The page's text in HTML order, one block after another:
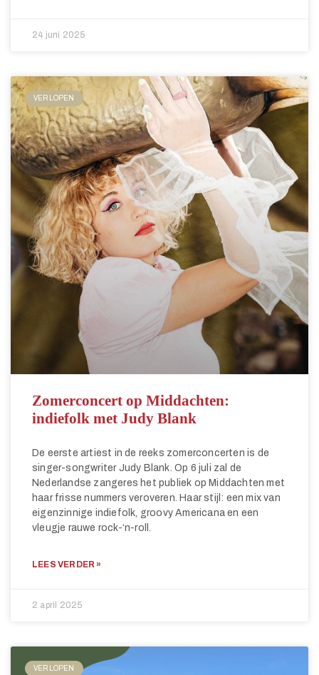
24 juni 2025
VERLOPEN
Zomerconcert op Middachten:
indiefolk met Judy Blank
De eerste artiest in de reeks zomerconcerten is de
singer-songwriter Judy Blank. Op 6 juli zal de
Nederlandse zangeres het publiek op Middachten met
haar frisse nummers veroveren. Haar stijl: een mix van
eigenzinnige indiefolk, groovy Americana en een
vleugje rauwe rock-‘n-roll.
LEES VERDER »
2 april 2025
VERLOPEN